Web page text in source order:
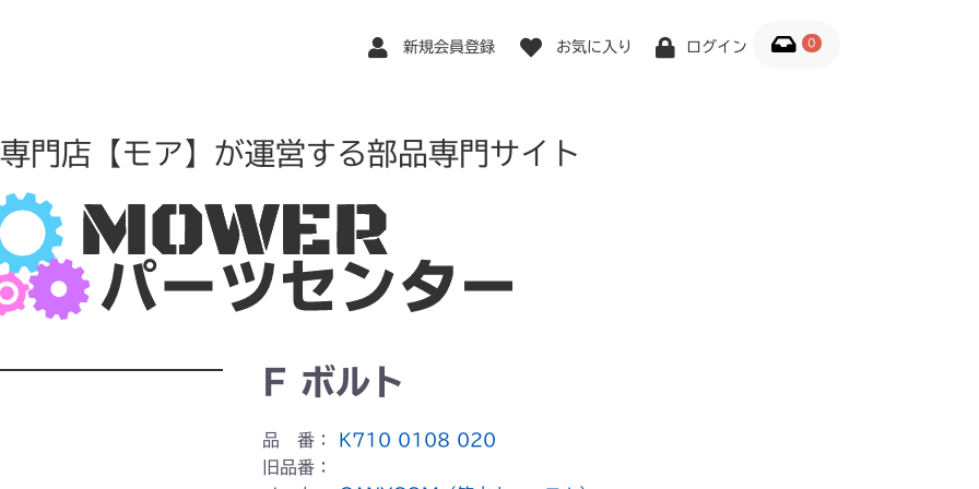
新規会員登録 お気に入り ログイン 0
門店【モア】が運営する部品専門サイト
F ボルト
品 番：
K710 0108 020
旧品番：